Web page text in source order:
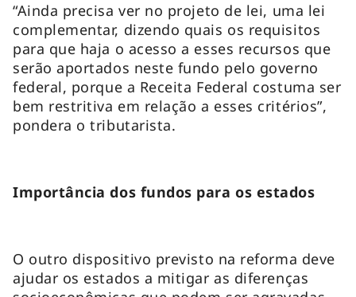
“Ainda precisa ver no projeto de lei, uma lei
complementar, dizendo quais os requisitos
para que haja o acesso a esses recursos que
serão aportados neste fundo pelo governo
federal, porque a Receita Federal costuma ser
bem restritiva em relação a esses critérios”,
pondera o tributarista.
Importância dos fundos para os estados
O outro dispositivo previsto na reforma deve
ajudar os estados a mitigar as diferenças